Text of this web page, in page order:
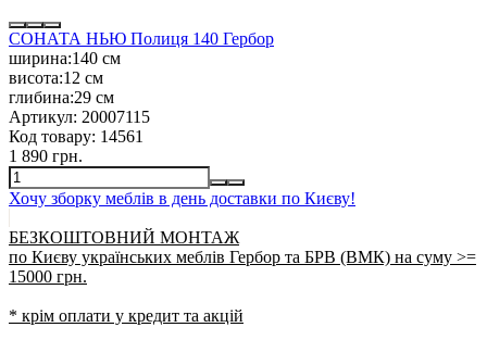
СОНАТА НЬЮ Полиця 140 Гербор
ширина:140 см
висота:12 см
глибина:29 см
Артикул: 20007115
Код товару: 14561
1 890 грн.
Хочу зборку меблів в день доставки по Києву!
БЕЗКОШТОВНИЙ МОНТАЖ
по Києву українських меблів Гербор та БРВ (ВМК) на суму >=
15000 грн.
* крім оплати у кредит та акцій